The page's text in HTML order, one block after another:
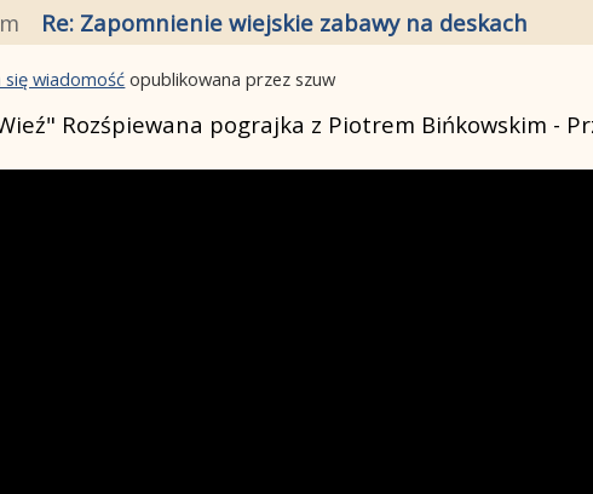
Re: Zapomnienie wiejskie zabawy na deskach
się wiadomość opublikowana przez szuw
Rozśpiewana pograjka z Piotrem Bińkowskim -